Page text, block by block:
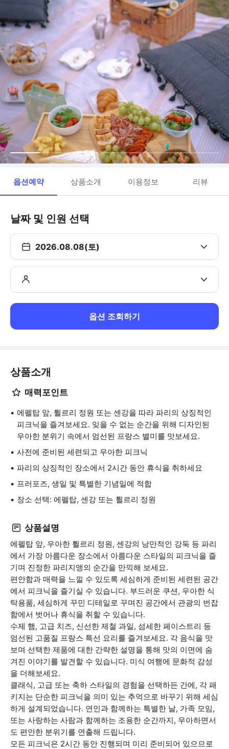
옵션예약 상품소개 이용정보 리뷰
날짜 및 인원 선택
2026.08.08(토)
옵션 조회하기
상품소개
매력포인트
에펠탑 앞, 튈르리 정원 또는 센강을 따라 파리의 상징적인
피크닉을 즐겨보세요. 잊을 수 없는 순간을 위해 디자인된
우아한 분위기 속에서 엄선된 프랑스 별미를 맛보세요.
사전에 준비된 세련되고 우아한 피크닉
파리의 상징적인 장소에서 2시간 동안 휴식을 취하세요
프러포즈, 생일 및 특별한 기념일에 적합
장소 선택: 에펠탑, 센강 또는 튈르리 정원
상품설명
에펠탑 앞, 우아한 튈르리 정원, 센강의 낭만적인 강둑 등 파리
에서 가장 아름다운 장소에서 아름다운 스타일의 피크닉을 즐
기며 진정한 파리지앵의 순간을 만끽해 보세요.
편안함과 매력을 느낄 수 있도록 세심하게 준비된 세련된 공간
에서 피크닉을 즐기실 수 있습니다. 부드러운 쿠션, 우아한 식
탁용품, 세심하게 꾸민 디테일로 꾸며진 공간에서 관광의 번잡
함에서 벗어나 휴식을 취할 수 있습니다.
수제 햄, 고급 치즈, 신선한 제철 과일, 섬세한 페이스트리 등
엄선된 고품질 프랑스 특선 요리를 즐겨보세요. 각 음식을 맛
보며 선택한 제품에 대한 간략한 설명을 통해 맛의 이면에 숨
겨진 이야기를 발견할 수 있습니다. 미식 여행에 문화적 감성
을 더해보세요.
클래식, 고급 또는 축하 스타일의 경험을 선택하든 간에, 각 패
키지는 단순한 피크닉을 의미 있는 추억으로 바꾸기 위해 세심
하게 설계되었습니다. 연인과 함께하는 특별한 날, 가족 모임,
또는 사랑하는 사람과 함께하는 조용한 순간까지, 우아하면서
도 편안한 분위기를 연출해 드립니다.
모든 피크닉은 2시간 동안 진행되며 미리 준비되어 있으므로